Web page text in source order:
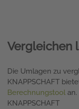
Vergleichen
Die Umlagen zu
KNAPPSCHAFT
Berechnungstool
KNAPPSCHAFT